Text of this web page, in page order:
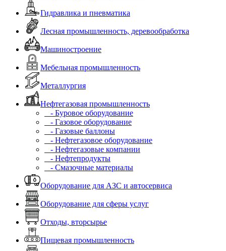
Гидравлика и пневматика
Лесная промышленность, деревообработка
Машиностроение
Мебельная промышленность
Металлургия
Нефтегазовая промышленность
- Буровое оборудование
- Газовое оборудование
- Газовые баллоны
- Нефтегазовое оборудование
- Нефтегазовые компании
- Нефтепродукты
- Смазочные материалы
Оборудование для АЗС и автосервиса
Оборудование для сферы услуг
Отходы, вторсырье
Пищевая промышленность